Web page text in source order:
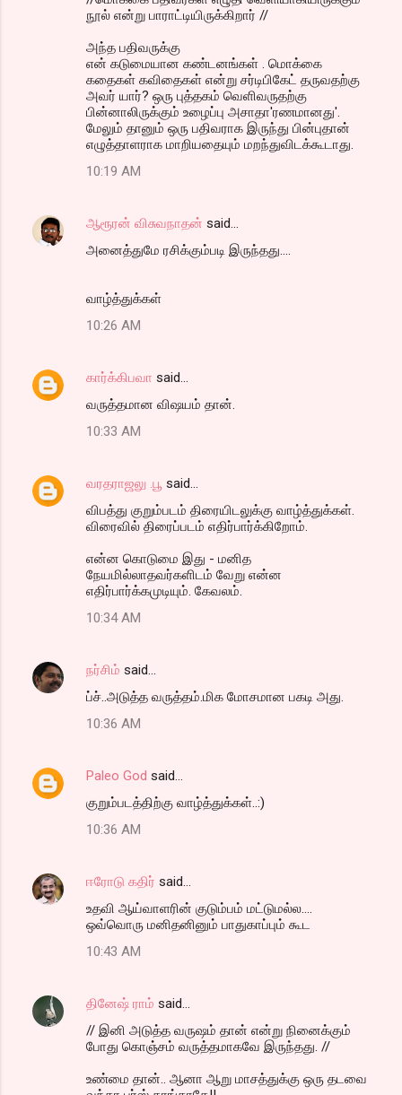
நூல் என்று பாராட்டியிருக்கிறார் //
அந்த பதிவருக்கு
என் கடுமையான கண்டனங்கள் . மொக்கை
கதைகள் கவிதைகள் என்று சர்டிபிகேட் தருவதற்கு
அவர் யார்? ஒரு புத்தகம் வெளிவருதற்கு
பின்னாலிருக்கும் உழைப்பு அசாதா'ரணமானது'.
மேலும் தானும் ஒரு பதிவராக இருந்து பின்புதான்
எழுத்தாளராக மாறியதையும் மறந்துவிடக்கூடாது.
10:19 AM
ஆரூரன் விசுவநாதன் said…
அனைத்துமே ரசிக்கும்படி இருந்தது....
வாழ்த்துக்கள்
10:26 AM
கார்க்கிபவா said…
வருத்தமான விஷயம் தான்.
10:33 AM
வரதராஜலு .பூ said…
விபத்து குறும்படம் திரையிடலுக்கு வாழ்த்துக்கள்.
விரைவில் திரைப்படம் எதிர்பார்க்கிறோம்.
என்ன கொடுமை இது - மனித
நேயமில்லாதவர்களிடம் வேறு என்ன
எதிர்பார்க்கமுடியும். கேவலம்.
10:34 AM
நர்சிம் said…
ப்ச்..அடுத்த வருத்தம்.மிக மோசமான பகடி அது.
10:36 AM
Paleo God said…
குறும்படத்திற்கு வாழ்த்துக்கள்..:)
10:36 AM
ஈரோடு கதிர் said…
உதவி ஆய்வாளரின் குடும்பம் மட்டுமல்ல....
ஒவ்வொரு மனிதனினும் பாதுகாப்பும் கூட
10:43 AM
தினேஷ் ராம் said…
// இனி அடுத்த வருஷம் தான் என்று நினைக்கும்
போது கொஞ்சம் வருத்தமாகவே இருந்தது. //
உண்மை தான்.. ஆனா ஆறு மாசத்துக்கு ஒரு தடவை